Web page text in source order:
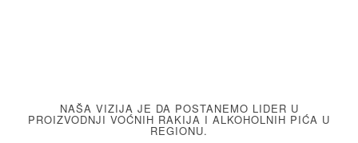
NAŠA VIZIJA JE DA POSTANEMO LIDER U
PROIZVODNJI VOĆNIH RAKIJA I ALKOHOLNIH PIĆA U
REGIONU.